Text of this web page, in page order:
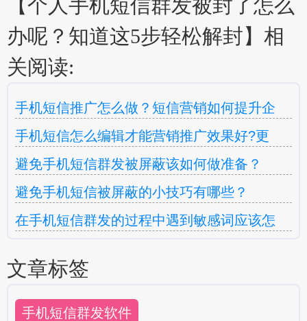
【个人手机短信群发被封了怎么
办呢？知道这5步轻松解封】相
关阅读:
手机短信推广怎么做？短信营销如何提升企
手机短信怎么编辑才能营销推广效果好?更
避免手机短信群发被屏蔽该如何做准备？
避免手机短信被屏蔽的小技巧有哪些？
在手机短信群发的过程中遇到敏感词应该怎
文章标签
手机短信群发软件